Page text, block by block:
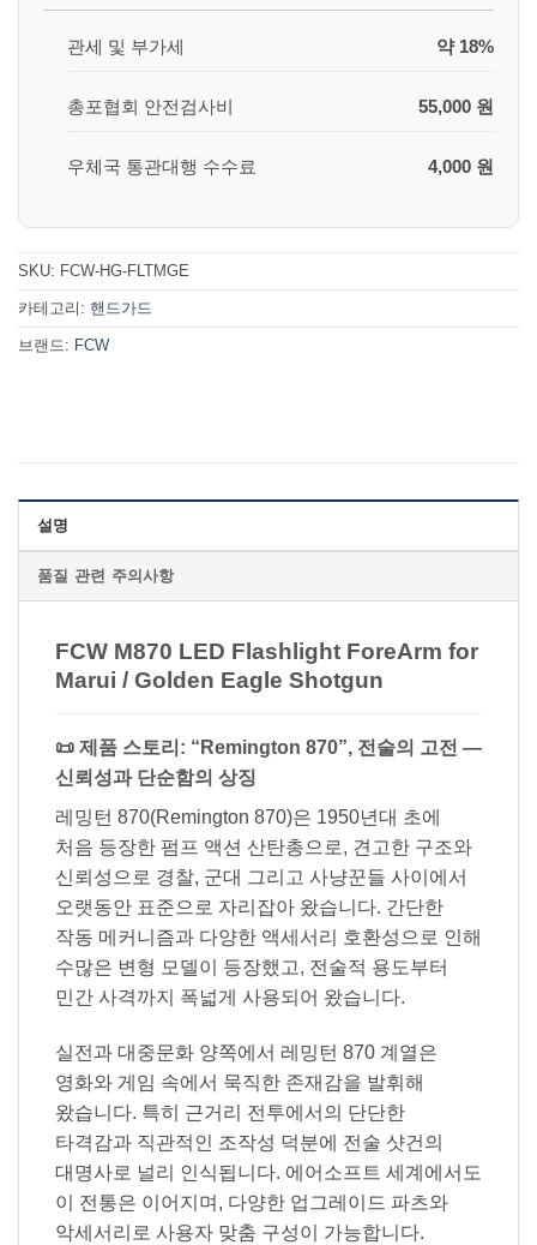
관세 및 부가세 약 18%
총포협회 안전검사비 55,000 원
우체국 통관대행 수수료 4,000 원
SKU: FCW-HG-FLTMGE
카테고리: 핸드가드
브랜드: FCW
설명
품질 관련 주의사항
FCW M870 LED Flashlight ForeArm for
Marui / Golden Eagle Shotgun
📜 제품 스토리: “Remington 870”, 전술의 고전 —
신뢰성과 단순함의 상징
레밍턴 870(Remington 870)은 1950년대 초에
처음 등장한 펌프 액션 산탄총으로, 견고한 구조와
신뢰성으로 경찰, 군대 그리고 사냥꾼들 사이에서
오랫동안 표준으로 자리잡아 왔습니다. 간단한
작동 메커니즘과 다양한 액세서리 호환성으로 인해
수많은 변형 모델이 등장했고, 전술적 용도부터
민간 사격까지 폭넓게 사용되어 왔습니다.
실전과 대중문화 양쪽에서 레밍턴 870 계열은
영화와 게임 속에서 묵직한 존재감을 발휘해
왔습니다. 특히 근거리 전투에서의 단단한
타격감과 직관적인 조작성 덕분에 전술 샷건의
대명사로 널리 인식됩니다. 에어소프트 세계에서도
이 전통은 이어지며, 다양한 업그레이드 파츠와
악세서리로 사용자 맞춤 구성이 가능합니다.